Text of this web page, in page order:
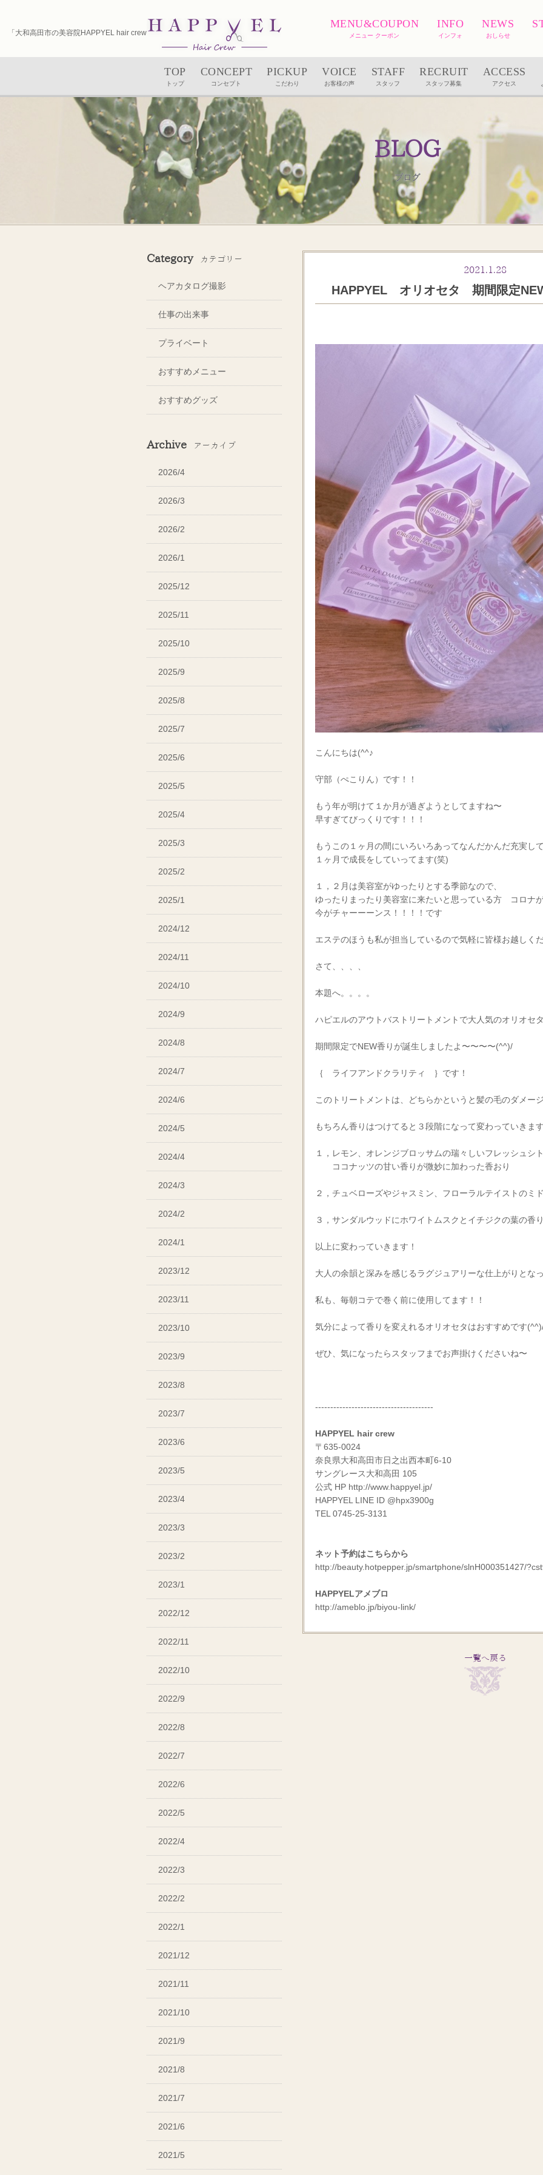
「大和高田市の美容院HAPPYEL hair crew（ハピエル）｜ユルルカヘッドスパ」
MENU&COUPON
メニュー クーポン
INFO
インフォ
NEWS
おしらせ
TOP
トップ
CONCEPT
コンセプト
PICKUP
こだわり
VOICE
お客様の声
STAFF
スタッフ
RECRUIT
スタッフ募集
ACCESS
アクセス
BLOG
ブログ
2021.1.28
HAPPYEL オリオセタ 期間限定
こんにちは(^^♪
守部（ぺこりん）です！！
もう年が明けて１か月が過ぎようとしてますね〜
早すぎてびっくりです！！！
もうこの１ヶ月の間にいろいろあってなんだかんだ充実し
１ヶ月で成長をしていってます(笑)
１，２月は美容室がゆったりとする季節なので、
ゆったりまったり美容室に来たいと思っている方 コロナ
今がチャーーーンス！！！！です
エステのほうも私が担当しているので気軽に皆様お越しく
さて、、、、
本題へ。。。。
ハピエルのアウトバストリートメントで大人気のオリオセ
期間限定でNEW香りが誕生しましたよ〜〜〜〜(^^)/
｛ ライフアンドクラリティ ｝です！
このトリートメントは、どちらかというと髪の毛のダメー
もちろん香りはつけてると３段階になって変わっていきま
１，レモン、オレンジブロッサムの瑞々しいフレッシュシ
ココナッツの甘い香りが微妙に加わった香おり
２，チュベローズやジャスミン、フローラルテイストのミ
３，サンダルウッドにホワイトムスクとイチジクの葉の香
以上に変わっていきます！
大人の余韻と深みを感じるラグジュアリーな仕上がりとな
私も、毎朝コテで巻く前に使用してます！！
気分によって香りを変えれるオリオセタはおすすめです
ぜひ、気になったらスタッフまでお声掛けくださいね〜
---------------------------------------
HAPPYEL hair crew
〒635-0024
奈良県大和高田市日之出西本町6-10
サングレース大和高田 105
公式 HP http://www.happyel.jp/
HAPPYEL LINE ID @hpx3900g
TEL 0745-25-3131
ネット予約はこちらから
http://beauty.hotpepper.jp/smartphone/slnH000351427/
HAPPYELアメブロ
http://ameblo.jp/biyou-link/
一覧へ戻る
Category カテゴリー
ヘアカタログ撮影
仕事の出来事
プライベート
おすすめメニュー
おすすめグッズ
Archive アーカイブ
2026/4
2026/3
2026/2
2026/1
2025/12
2025/11
2025/10
2025/9
2025/8
2025/7
2025/6
2025/5
2025/4
2025/3
2025/2
2025/1
2024/12
2024/11
2024/10
2024/9
2024/8
2024/7
2024/6
2024/5
2024/4
2024/3
2024/2
2024/1
2023/12
2023/11
2023/10
2023/9
2023/8
2023/7
2023/6
2023/5
2023/4
2023/3
2023/2
2023/1
2022/12
2022/11
2022/10
2022/9
2022/8
2022/7
2022/6
2022/5
2022/4
2022/3
2022/2
2022/1
2021/12
2021/11
2021/10
2021/9
2021/8
2021/7
2021/6
2021/5